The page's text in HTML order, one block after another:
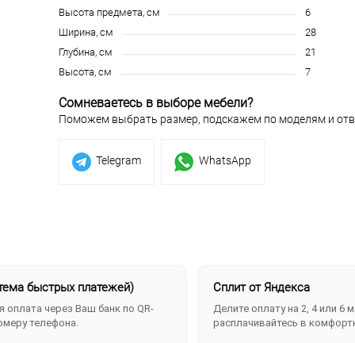
Высота предмета, см
6
Ширина, см
28
Глубина, см
21
Высота, см
7
Сомневаетесь в выборе мебели?
Поможем выбрать размер, подскажем по моделям и
Telegram WhatsApp
быстрых платежей)
оплата через Ваш банк по QR-
телефона.
Сплит от Яндекса
Делите оплату на 2, 4 или 6
расплачивайтесь в